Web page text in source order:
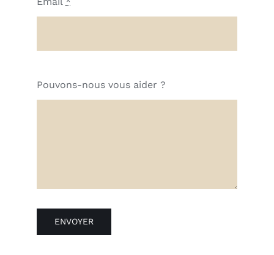
Pouvons-nous vous aider ?
ENVOYER